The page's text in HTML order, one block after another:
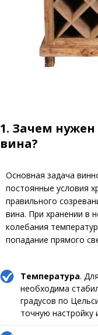
1. Зачем
вина?
Основная задача
постоянные условия
правильного
вина. При хранении в
колебания
попадание прямого
Температура.
необходима
градусов по
точную настройку